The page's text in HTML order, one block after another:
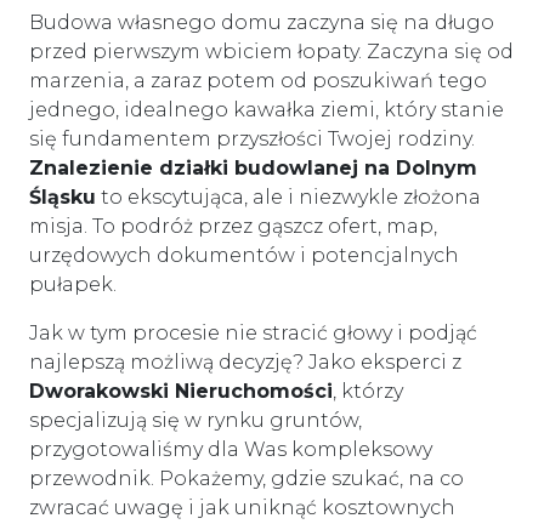
Budowa własnego domu zaczyna się na długo
przed pierwszym wbiciem łopaty. Zaczyna się od
marzenia, a zaraz potem od poszukiwań tego
jednego, idealnego kawałka ziemi, który stanie
się fundamentem przyszłości Twojej rodziny.
Znalezienie działki budowlanej na Dolnym
Śląsku to ekscytująca, ale i niezwykle złożona
misja. To podróż przez gąszcz ofert, map,
urzędowych dokumentów i potencjalnych
pułapek.
Jak w tym procesie nie stracić głowy i podjąć
najlepszą możliwą decyzję? Jako eksperci z
Dworakowski Nieruchomości, którzy
specjalizują się w rynku gruntów,
przygotowaliśmy dla Was kompleksowy
przewodnik. Pokażemy, gdzie szukać, na co
zwracać uwagę i jak uniknąć kosztownych